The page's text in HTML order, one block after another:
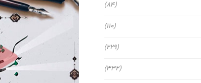
(84)
(110)
(229)
(332)